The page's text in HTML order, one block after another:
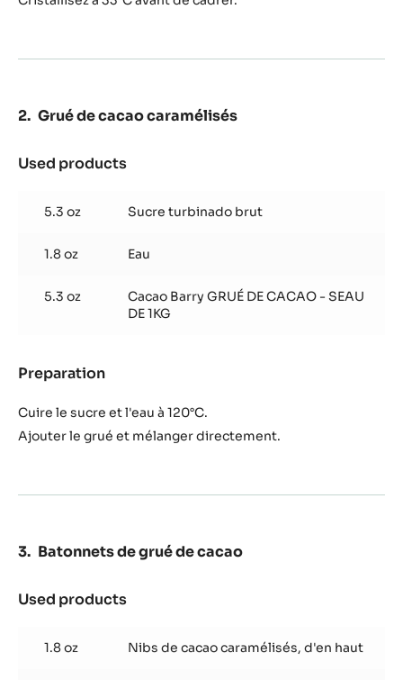
Grué de cacao caramélisés
Used products
de
cacao
5.3 oz Sucre turbinado brut
1.8 oz Eau
5.3 oz
Cacao Barry GRUÉ DE CACAO - SEAU
DE 1KG
Preparation
de
cacao
caramélisés
Cuire le sucre et l'eau à 120°C.
Ajouter le grué et mélanger directement.
Batonnets de grué de cacao
Used products
de
grué
1.8 oz Nibs de cacao caramélisés, d'en haut